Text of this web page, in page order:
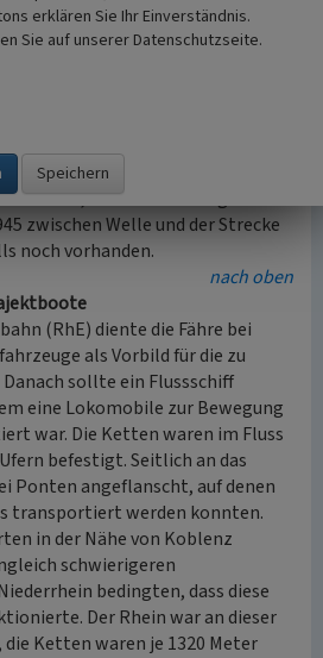
dann nicht vorhanden war.
betrieb die DB weiter, auf
1981 wurde auch dieser
bei Griethausen sind
verkehrsgeschichtliches
Brücke, aktuell nicht begehbar.
zwischen Welle und der Strecke
noch vorhanden.
nach oben
(RhE) diente die Fähre bei
als Vorbild für die zu
sollte ein Flussschiff
eine Lokomobile zur Bewegung
war. Die Ketten waren im Fluss
befestigt. Seitlich an das
Ponten angeflanscht, auf denen
transportiert werden konnten.
in der Nähe von Koblenz
schwierigeren
bedingten, dass diese
Der Rhein war an dieser
Ketten waren je 1320 Meter
erklären Sie Ihr Einverständnis.
Sie auf unserer Datenschutzseite.